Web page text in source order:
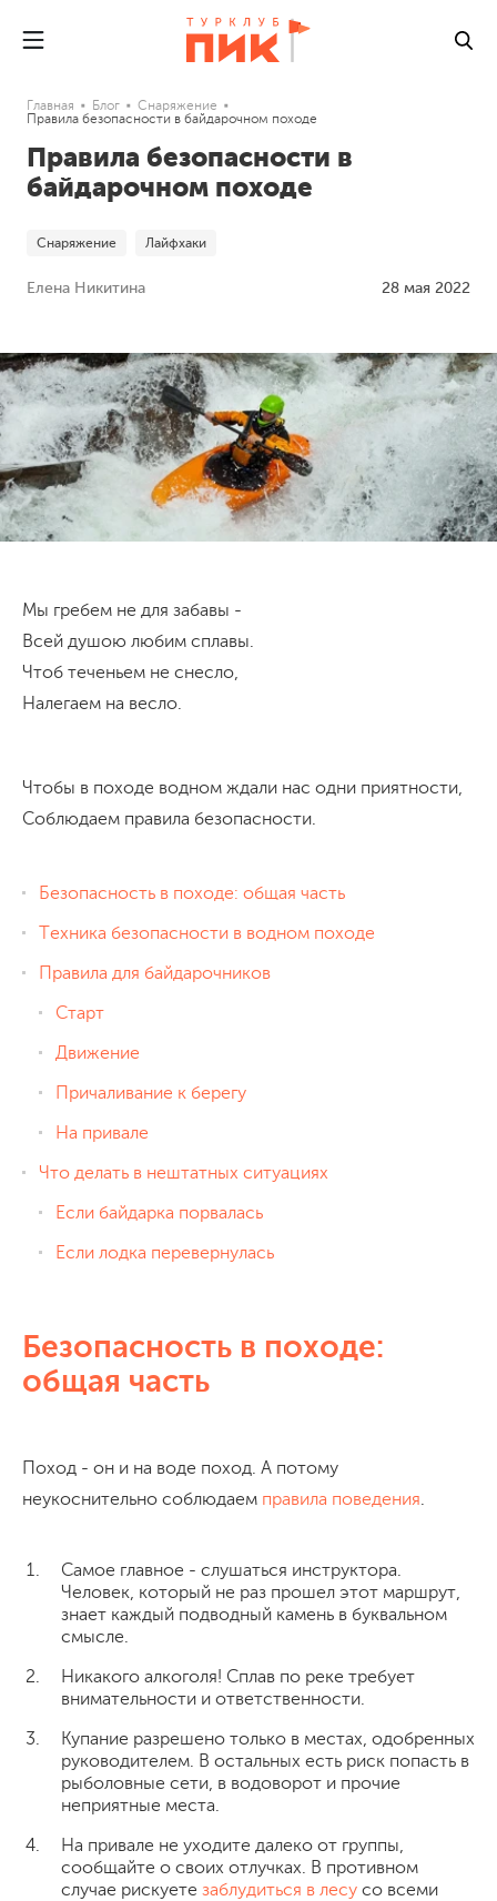
Главная Блог
Снаряжение
Правила безопасности в байдарочном походе
Правила безопасности в
байдарочном походе
Снаряжение Лайфхаки
Елена Никитина 28 мая 2022
Мы гребем не для забавы -
Всей душою любим сплавы.
Чтоб теченьем не снесло,
Налегаем на весло.
Чтобы в походе водном ждали нас одни приятности,
Соблюдаем правила безопасности.
Безопасность в походе: общая часть
Техника безопасности в водном походе
Правила для байдарочников
Старт
Движение
Причаливание к берегу
На привале
Что делать в нештатных ситуациях
Если байдарка порвалась
Если лодка перевернулась
Безопасность в походе:
общая часть
Поход - он и на воде поход. А потому
неукоснительно соблюдаем правила поведения.
Самое главное - слушаться инструктора.
Человек, который не раз прошел этот маршрут,
знает каждый подводный камень в буквальном
смысле.
Никакого алкоголя! Сплав по реке требует
внимательности и ответственности.
Купание разрешено только в местах, одобренных
руководителем. В остальных есть риск попасть в
рыболовные сети, в водоворот и прочие
неприятные места.
На привале не уходите далеко от группы,
сообщайте о своих отлучках. В противном
случае рискуете заблудиться в лесу со всеми